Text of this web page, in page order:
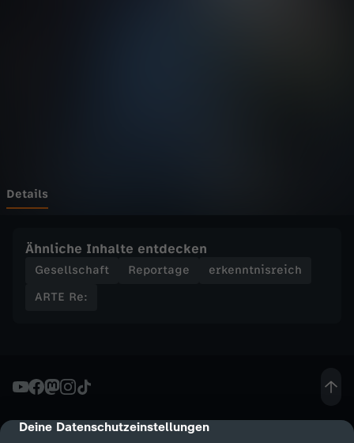
cmp-dialog-description
Deine Datenschutzeinstellungen
r
a
i
m
Details
Ähnliche Inhalte entdecken
Gesellschaft Reportage
erkenntnisreich
ARTE Re: